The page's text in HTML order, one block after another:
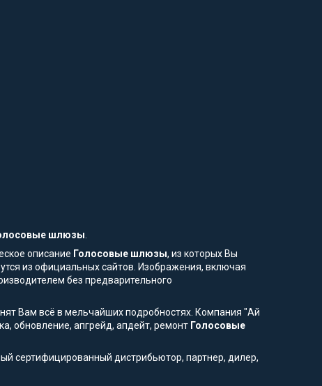
шлюзы.
описание Голосовые шлюзы, из которых Вы
из официальных сайтов. Изображения, включая
без предварительного
Вам всё в мельчайших подробностях. Компания "Ай
обновление, апгрейд, апдейт, ремонт Голосовые
сертифицированный дистрибьютор, партнер, дилер,